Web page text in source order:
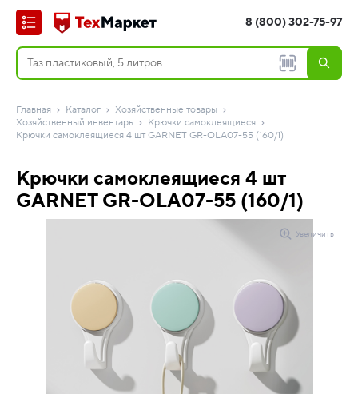
8 (800) 302-75-97
Главная Каталог
Хозяйственные товары
Хозяйственный инвентарь
Крючки самоклеящиеся
Крючки самоклеящиеся 4 шт GARNET GR-OLA07-55 (160/1)
Крючки самоклеящиеся 4 шт
GARNET GR-OLA07-55 (160/1)
Увеличить